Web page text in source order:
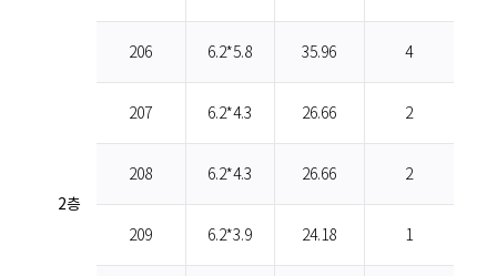
2층
206 6.2*5.8 35.96 4
207 6.2*4.3 26.66 2
208 6.2*4.3 26.66 2
209 6.2*3.9 24.18 1